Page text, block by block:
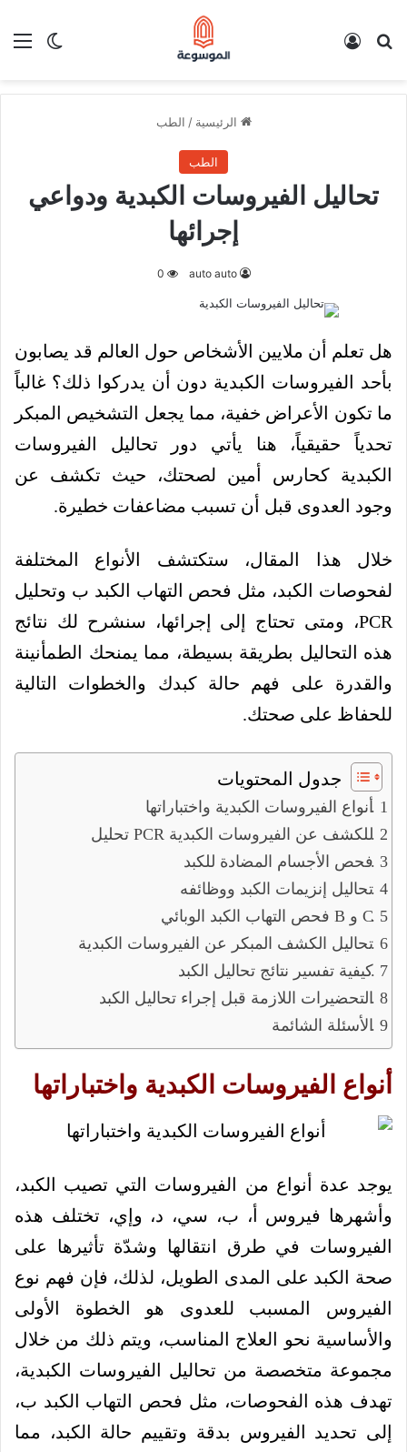
الوضع بحث عن
الرئيسية / الطب
الطب
تحاليل الفيروسات الكبدية ودواعي
إجرائها
auto auto
0
هل تعلم أن ملايين الأشخاص حول العالم قد يصابون
بأحد الفيروسات الكبدية دون أن يدركوا ذلك؟ غالباً
ما تكون الأعراض خفية، مما يجعل التشخيص المبكر
تحدياً حقيقياً، هنا يأتي دور تحاليل الفيروسات
الكبدية كحارس أمين لصحتك، حيث تكشف عن
وجود العدوى قبل أن تسبب مضاعفات خطيرة.
خلال هذا المقال، ستكتشف الأنواع المختلفة
لفحوصات الكبد، مثل فحص التهاب الكبد ب وتحليل
PCR، ومتى تحتاج إلى إجرائها، سنشرح لك نتائج
هذه التحاليل بطريقة بسيطة، مما يمنحك الطمأنينة
والقدرة على فهم حالة كبدك والخطوات التالية
للحفاظ على صحتك.
جدول المحتويات
أنواع الفيروسات الكبدية واختباراتها
تحليل PCR للكشف عن الفيروسات الكبدية
فحص الأجسام المضادة للكبد
تحاليل إنزيمات الكبد ووظائفه
فحص التهاب الكبد الوبائي B و C
تحاليل الكشف المبكر عن الفيروسات الكبدية
كيفية تفسير نتائج تحاليل الكبد
التحضيرات اللازمة قبل إجراء تحاليل الكبد
الأسئلة الشائمة
أنواع الفيروسات الكبدية واختباراتها
يوجد عدة أنواع من الفيروسات التي تصيب الكبد،
وأشهرها فيروس أ، ب، سي، د، وإي، تختلف هذه
الفيروسات في طرق انتقالها وشدّة تأثيرها على
صحة الكبد على المدى الطويل، لذلك، فإن فهم نوع
الفيروس المسبب للعدوى هو الخطوة الأولى
والأساسية نحو العلاج المناسب، ويتم ذلك من خلال
مجموعة متخصصة من تحاليل الفيروسات الكبدية،
تهدف هذه الفحوصات، مثل فحص التهاب الكبد ب،
إلى تحديد الفيروس بدقة وتقييم حالة الكبد، مما